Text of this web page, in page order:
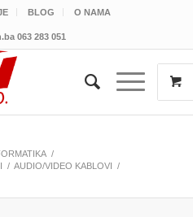
BLOG O NAMA
063 283 051
/
/ AUDIO/VIDEO KABLOVI /